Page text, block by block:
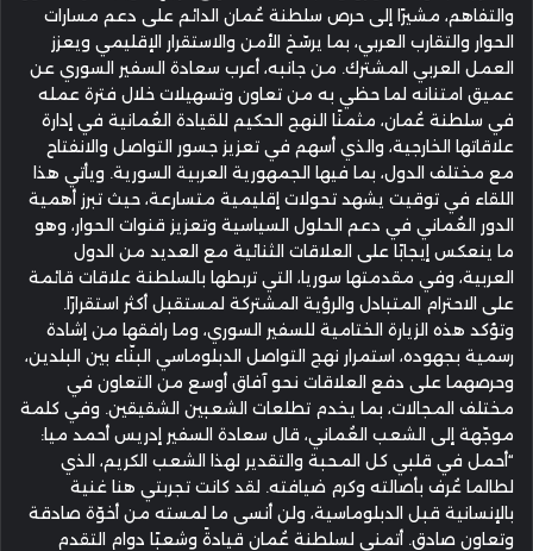
والتفاهم، مشيرًا إلى حرص سلطنة عُمان الدائم على دعم مسارات
الحوار والتقارب العربي، بما يرسّخ الأمن والاستقرار الإقليمي ويعزز
العمل العربي المشترك. من جانبه، أعرب سعادة السفير السوري عن
عميق امتنانه لما حظي به من تعاون وتسهيلات خلال فترة عمله
في سلطنة عُمان، مثمنًا النهج الحكيم للقيادة العُمانية في إدارة
علاقاتها الخارجية، والذي أسهم في تعزيز جسور التواصل والانفتاح
مع مختلف الدول، بما فيها الجمهورية العربية السورية. ويأتي هذا
اللقاء في توقيت يشهد تحولات إقليمية متسارعة، حيث تبرز أهمية
الدور العُماني في دعم الحلول السياسية وتعزيز قنوات الحوار، وهو
ما ينعكس إيجابًا على العلاقات الثنائية مع العديد من الدول
العربية، وفي مقدمتها سوريا، التي تربطها بالسلطنة علاقات قائمة
على الاحترام المتبادل والرؤية المشتركة لمستقبل أكثر استقرارًا.
وتؤكد هذه الزيارة الختامية للسفير السوري، وما رافقها من إشادة
رسمية بجهوده، استمرار نهج التواصل الدبلوماسي البنّاء بين البلدين،
وحرصهما على دفع العلاقات نحو آفاق أوسع من التعاون في
مختلف المجالات، بما يخدم تطلعات الشعبين الشقيقين. وفي كلمة
موجّهة إلى الشعب العُماني، قال سعادة السفير إدريس أحمد ميا:
“أحمل في قلبي كل المحبة والتقدير لهذا الشعب الكريم، الذي
لطالما عُرف بأصالته وكرم ضيافته. لقد كانت تجربتي هنا غنية
بالإنسانية قبل الدبلوماسية، ولن أنسى ما لمسته من أخوّة صادقة
وتعاون صادق. أتمنى لسلطنة عُمان قيادةً وشعبًا دوام التقدم